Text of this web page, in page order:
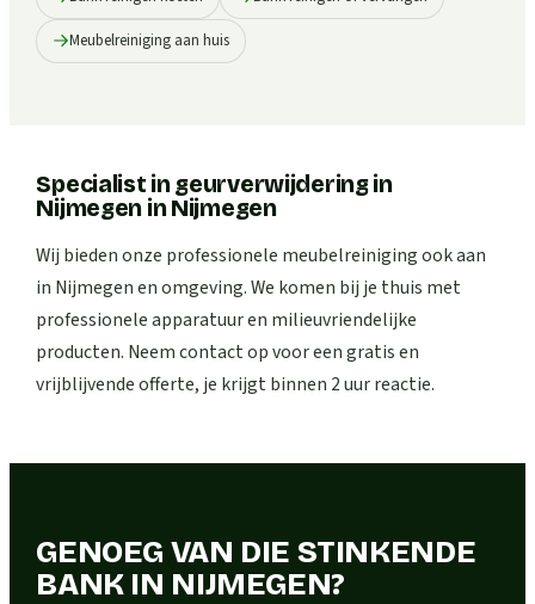
Meubelreiniging aan huis
Specialist in geurverwijdering in
Nijmegen inNijmegen
Wij bieden onze professionele meubelreiniging ook aan
in Nijmegen en omgeving. We komen bij je thuis met
professionele apparatuur en milieuvriendelijke
producten. Neem contact op voor een gratis en
vrijblijvende offerte, je krijgt binnen 2 uur reactie.
GENOEG VAN DIE STINKENDE
BANK IN NIJMEGEN?